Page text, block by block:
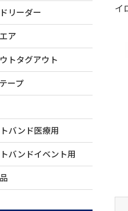
イ
リーダー
ア
トタグアウト
ープ
バンド医療用
バンドイベント用